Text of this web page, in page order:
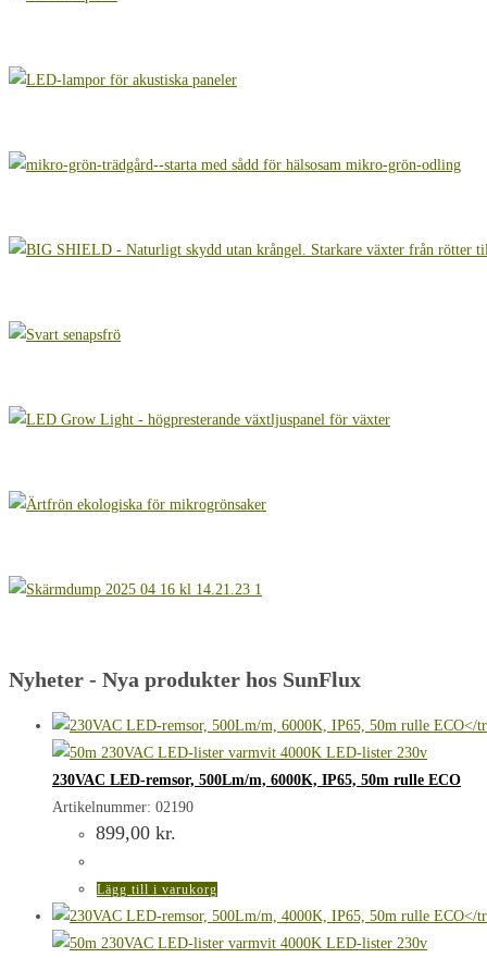
Nyheter - Nya produkter hos SunFlux
230VAC LED-remsor, 500Lm/m, 6000K, IP65, 50m rulle ECO
Artikelnummer: 02190
899,00 kr.
Lägg till i varukorg